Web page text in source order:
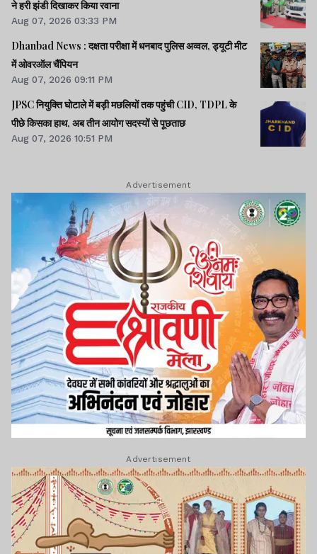
ने हरी झंडी दिखाकर किया रवाना
Aug 07, 2026 03:33 PM
Dhanbad News : दक्षता परीक्षा में धनबाद पुलिस अव्वल, ड्यूटी मीट
में ओवरऑल चैंपियन
Aug 07, 2026 09:11 PM
JPSC नियुक्ति घोटाले में बड़ी मछलियों तक पहुंची CID, TDPL के
पीछे किसका हाथ, अब तीन आयोग सदस्यों से पूछताछ
Aug 07, 2026 10:51 PM
Advertisement
Advertisement